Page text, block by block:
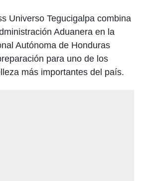
Universo Tegucigalpa combina
Aduanera en la
Autónoma de Honduras
para uno de los
más importantes del país.